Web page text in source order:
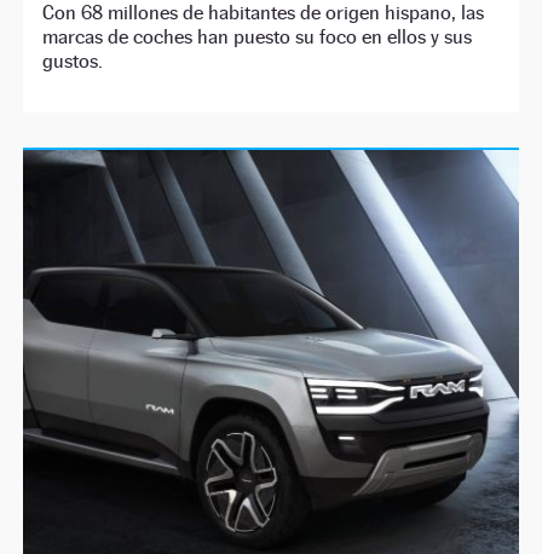
Con 68 millones de habitantes de origen hispano, las
marcas de coches han puesto su foco en ellos y sus
gustos.